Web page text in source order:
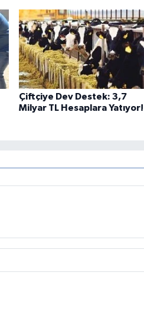
Çiftçiye Dev Destek: 3,7
Milyar TL Hesaplara Yatıyor!